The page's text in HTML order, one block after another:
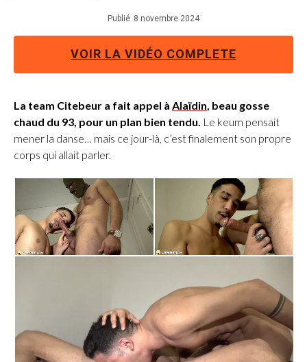
Publié 8 novembre 2024
VOIR LA VIDÉO COMPLETE
La team Citebeur a fait appel à Alaïdin, beau gosse
chaud du 93, pour un plan bien tendu. Le keum pensait
mener la danse… mais ce jour-là, c’est finalement son propre
corps qui allait parler.